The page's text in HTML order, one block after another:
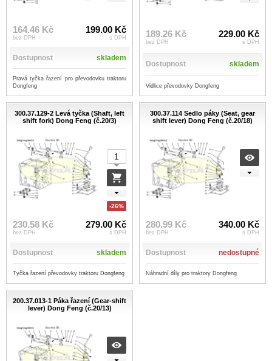
164.46 Kč
bez DPH
199.00 Kč
s DPH
Dostupnost skladem
Pravá tyčka řazení pro převodovku traktoru
Dongfeng
189.26 Kč
bez DPH
229.00 Kč
s DPH
Dostupnost skladem
Vidlice převodovky Dongfeng
300.37.129-2 Levá tyčka (Shaft, left
shift fork) Dong Feng (č.20/3)
-26%
230.58 Kč
bez DPH
279.00 Kč
s DPH
Dostupnost skladem
Tyčka řazení převodovky traktoru Dongfeng
300.37.114 Sedlo páky (Seat, gear
shift lever) Dong Feng (č.20/18)
280.99 Kč
bez DPH
340.00 Kč
s DPH
Dostupnost nedostupné
Náhradní díly pro traktory Dongfeng
200.37.013-1 Páka řazení (Gear-shift
lever) Dong Feng (č.20/13)